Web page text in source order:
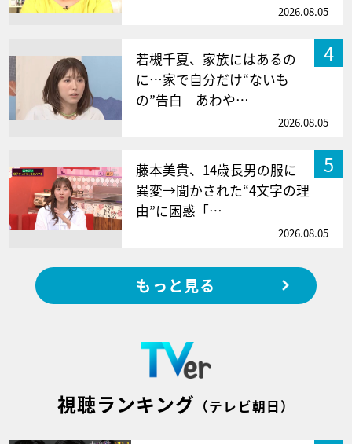
2026.08.05
4
若槻千夏、家族にはあるの
に…家で自分だけ“ないも
の”告白 あわや…
2026.08.05
5
藤本美貴、14歳長男の服に
異変→聞かされた“4文字の理
由”に困惑「…
2026.08.05
もっと見る
視聴ランキング （テレビ朝日）